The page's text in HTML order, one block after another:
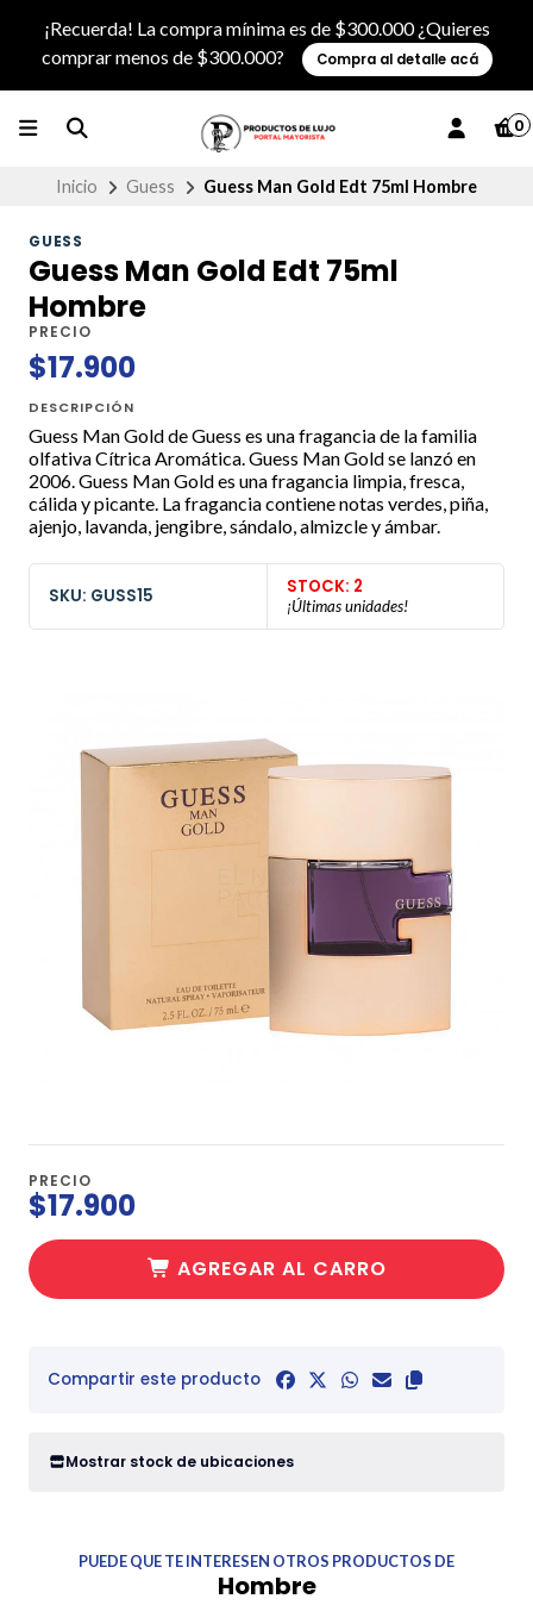
¡Recuerda! La compra mínima es de $300.000 ¿Quieres
comprar menos de $300.000?
Compra al detalle acá
0
Inicio Guess Guess Man Gold Edt 75ml Hombre
GUESS
Guess Man Gold Edt 75ml
Hombre
PRECIO
$17.900
DESCRIPCIÓN
Guess Man Gold de Guess es una fragancia de la familia
olfativa Cítrica Aromática. Guess Man Gold se lanzó en
2006. Guess Man Gold es una fragancia limpia, fresca,
cálida y picante. La fragancia contiene notas verdes, piña,
ajenjo, lavanda, jengibre, sándalo, almizcle y ámbar.
SKU: GUSS15 STOCK: 2
¡Últimas unidades!
PRECIO
$17.900
AGREGAR AL CARRO
Compartir este producto
Mostrar stock de ubicaciones
PUEDE QUE TE INTERESEN OTROS PRODUCTOS DE
Hombre